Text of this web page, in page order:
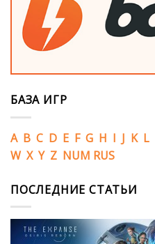
БАЗА ИГР
A B C D E F G H I J K L
W X Y Z NUM RUS
ПОСЛЕДНИЕ СТАТЬИ